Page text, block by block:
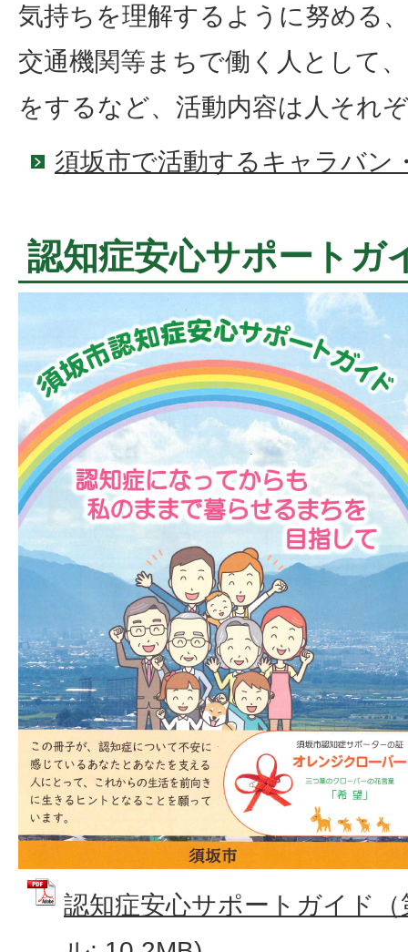
気持ちを理解するように努める
交通機関等まちで働く人として
をするなど、活動内容は人それ
須坂市で活動するキャラバン
認知症安心サポートガ
認知症安心サポートガイド